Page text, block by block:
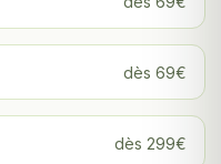
dès 69€
dès 299€